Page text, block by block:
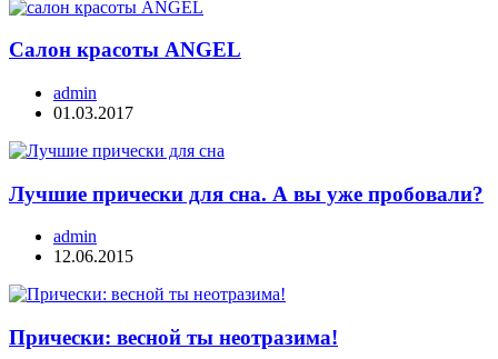
Салон красоты ANGEL
admin
01.03.2017
Лучшие прически для сна. А вы уже пробовали?
admin
12.06.2015
Прически: весной ты неотразима!